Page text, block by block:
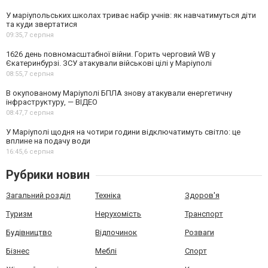
У маріупольських школах триває набір учнів: як навчатимуться діти
та куди звертатися
09:35,7 серпня
1626 день повномасштабної війни. Горить черговий WB у
Єкатеринбурзі. ЗСУ атакували військові цілі у Маріуполі
08:55,7 серпня
В окупованому Маріуполі БПЛА знову атакували енергетичну
інфраструктуру, — ВІДЕО
08:47,7 серпня
У Маріуполі щодня на чотири години відключатимуть світло: це
вплине на подачу води
16:45,6 серпня
Рубрики новин
Загальний розділ Техніка Здоров'я
Туризм Нерухомість Транспорт
Будівництво Відпочинок Розваги
Бізнес Меблі Спорт